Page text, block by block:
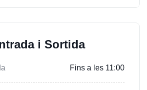
i Sortida
Fins a les 11:00